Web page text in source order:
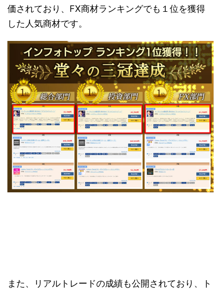
価されており、FX商材ランキングでも１位を獲得
した人気商材です。
また、リアルトレードの成績も公開されており、ト